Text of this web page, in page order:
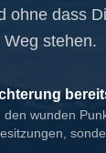
ohne dass
stehen.
den wunden